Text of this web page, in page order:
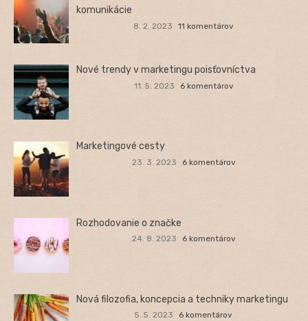
komunikácie
8. 2. 2023 11 komentárov
Nové trendy v marketingu poisťovníctva
11. 5. 2023 6 komentárov
Marketingové cesty
23. 3. 2023 6 komentárov
Rozhodovanie o značke
24. 8. 2023 6 komentárov
Nová filozofia, koncepcia a techniky marketingu
5. 5. 2023 6 komentárov